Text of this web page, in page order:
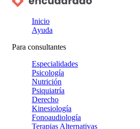
Inicio
Ayuda
Para consultantes
Especialidades
Psicología
Nutrición
Psiquiatría
Derecho
Kinesiología
Fonoaudiología
Terapias Alternativas